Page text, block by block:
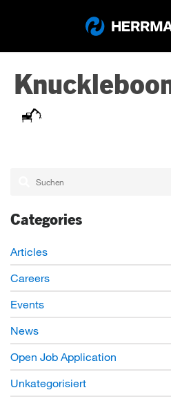
Categories
Articles
Careers
Events
News
Open Job Application
Unkategorisiert